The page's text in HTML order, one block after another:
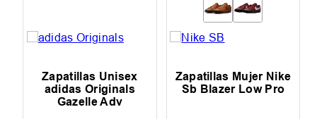
Zapatillas Unisex
adidas Originals
Gazelle Adv
Zapatillas Mujer Nike
Sb Blazer Low Pro